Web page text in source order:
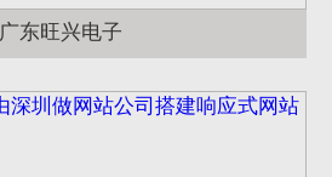
广东旺兴电子